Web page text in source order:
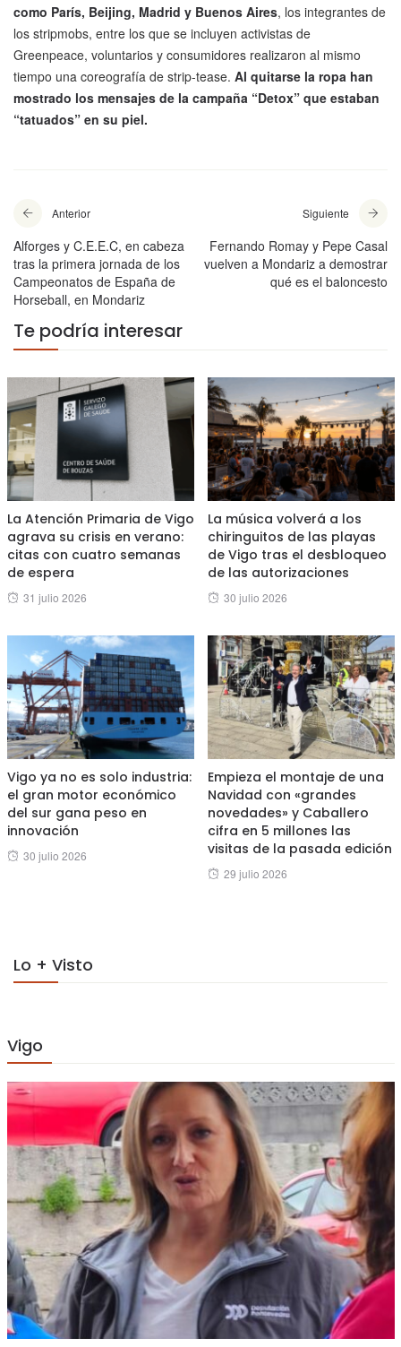
como París, Beijing, Madrid y Buenos Aires, los integrantes de
los stripmobs, entre los que se incluyen activistas de
Greenpeace, voluntarios y consumidores realizaron al mismo
tiempo una coreografía de strip-tease. Al quitarse la ropa han
mostrado los mensajes de la campaña “Detox” que estaban
“tatuados” en su piel.
Anterior
Alforges y C.E.E.C, en cabeza
tras la primera jornada de los
Campeonatos de España de
Horseball, en Mondariz
Siguiente
Fernando Romay y Pepe Casal
vuelven a Mondariz a demostrar
qué es el baloncesto
Te podría interesar
La Atención Primaria de Vigo
agrava su crisis en verano:
citas con cuatro semanas
de espera
Posted
31 julio 2026
La música volverá a los
chiringuitos de las playas
de Vigo tras el desbloqueo
de las autorizaciones
Posted
30 julio 2026
Vigo ya no es solo industria:
el gran motor económico
del sur gana peso en
innovación
Posted
30 julio 2026
Empieza el montaje de una
Navidad con «grandes
novedades» y Caballero
cifra en 5 millones las
visitas de la pasada edición
Posted
29 julio 2026
Lo + Visto
Vigo